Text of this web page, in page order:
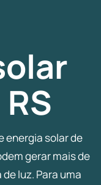
energia solar de
gerar mais de
luz. Para uma